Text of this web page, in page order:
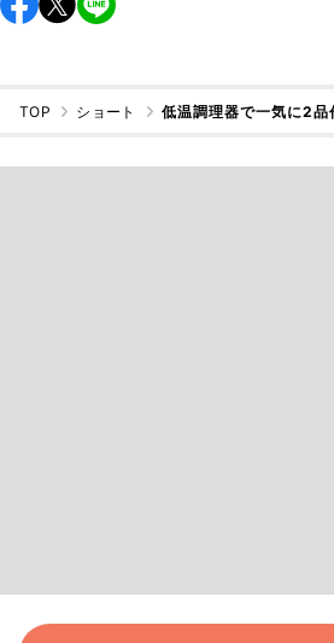
TOP ショート 低温調理器で一気に2